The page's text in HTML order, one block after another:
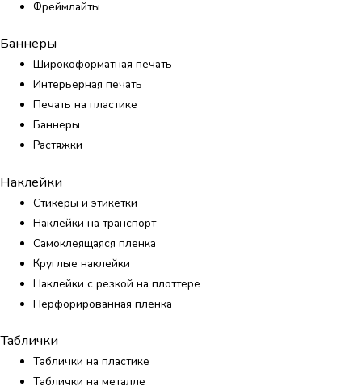
Фреймлайты
Баннеры
Широкоформатная печать
Интерьерная печать
Печать на пластике
Баннеры
Растяжки
Наклейки
Стикеры и этикетки
Наклейки на транспорт
Самоклеящаяся пленка
Круглые наклейки
Наклейки с резкой на плоттере
Перфорированная пленка
Таблички
Таблички на пластике
Таблички на металле